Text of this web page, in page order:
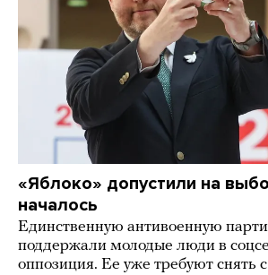
«Яблоко» допустили на
началось
Единственную антивоенную
поддержали молодые люди в
оппозиция. Ее уже требуют снять